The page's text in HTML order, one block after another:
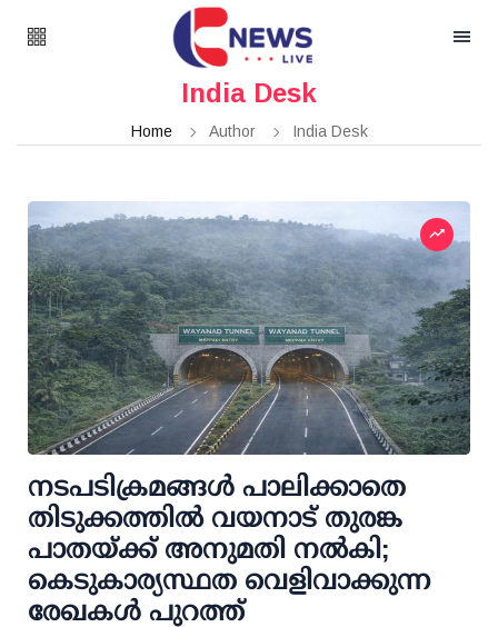
India Desk
Home Author India Desk
നടപടിക്രമങ്ങള്‍ പാലിക്കാതെ
തിടുക്കത്തില്‍ വയനാട് തുരങ്ക
പാതയ്ക്ക് അനുമതി നല്‍കി;
കെടുകാര്യസ്ഥത വെളിവാക്കുന്ന
രേഖകള്‍ പുറത്ത്